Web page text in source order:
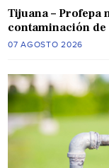
Tijuana – Profepa
contaminación de
07 AGOSTO 2026